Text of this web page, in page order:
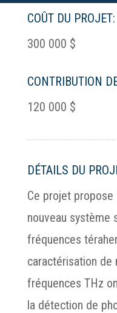
COÛT DU PROJET:
300 000 $
CONTRIBUTION
120 000 $
DÉTAILS DU
Ce projet propose
nouveau système
fréquences
caractérisation de
fréquences THz
la détection de